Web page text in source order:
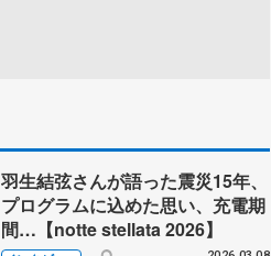
羽生結弦さんが語った震災15年、
プログラムに込めた思い、充電期
間…【notte stellata 2026】